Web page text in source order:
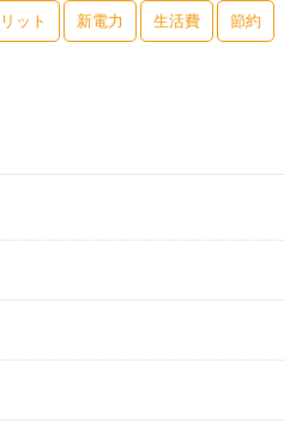
ット 新電力 生活費 節約